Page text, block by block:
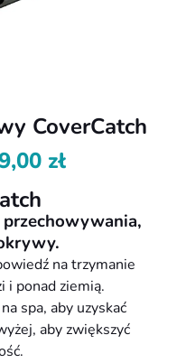
CoverCatch
zł.
zł
zł.
na trzymanie
i ponad ziemią.
spa, aby uzyskać
aby zwiększyć